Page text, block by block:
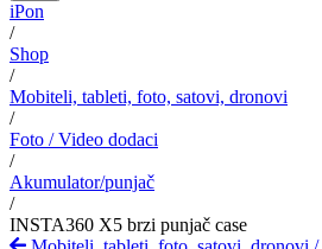
iPon
/
Shop
/
Mobiteli, tableti, foto, satovi, dronovi
/
Foto / Video dodaci
/
Akumulator/punjač
/
INSTA360 X5 brzi punjač case